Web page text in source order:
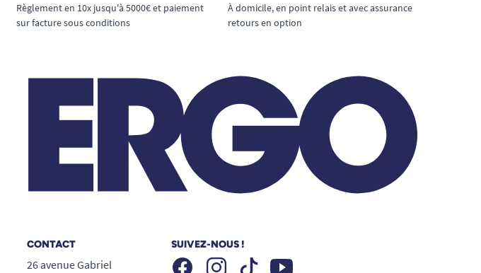
Règlement en 10x jusqu'à 5000€ et paiement
sur facture sous conditions
À domicile, en point relais et avec assurance
retours en option
CONTACT
26 avenue Gabriel
SUIVEZ-NOUS !
FacebookInstagramTiktok Youtube